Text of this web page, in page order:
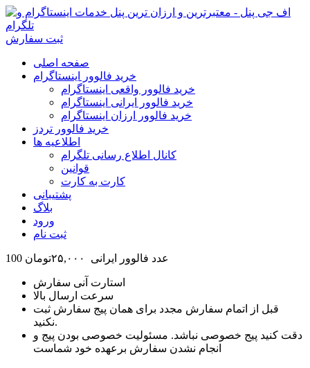
ثبت سفارش
صفحه اصلی
خرید فالوور اینستاگرام
خرید فالوور واقعی اینستاگرام
خرید فالوور ایرانی اینستاگرام
خرید فالوور ارزان اینستاگرام
خرید فالوور تردز
اطلاعیه ها
کانال اطلاع رسانی تلگرام
قوانین
کارت به کارت
پشتیبانی
بلاگ
ورود
ثبت نام
100 عدد فالوور ایرانی ۲۵,۰۰۰ تومان
استارت آنی سفارش
سرعت ارسال بالا
قبل از اتمام سفارش مجدد برای همان پیج سفارش ثبت
نکنید.
دقت کنید پیج خصوصی نباشد. مسئولیت خصوصی بودن پیج و
انجام نشدن سفارش برعهده خود شماست